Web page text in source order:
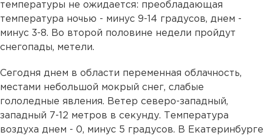
температуры не ожидается: преобладающая
температура ночью - минус 9-14 градусов, днем -
минус 3-8. Во второй половине недели пройдут
снегопады, метели.
Сегодня днем в области переменная облачность,
местами небольшой мокрый снег, слабые
гололедные явления. Ветер северо-западный,
западный 7-12 метров в секунду. Температура
воздуха днем - 0, минус 5 градусов. В Екатеринбурге